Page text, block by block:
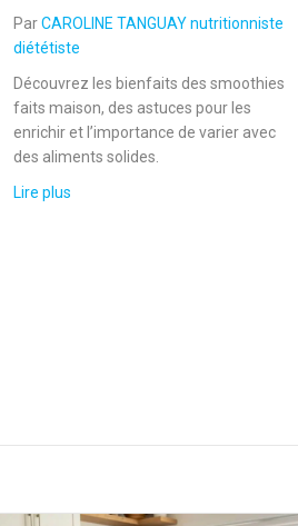
ParCAROLINE TANGUAY nutritionniste
diététiste
Découvrez les bienfaits des smoothies
faits maison, des astuces pour les
enrichir et l’importance de varier avec
des aliments solides.
Lire plus about Smoothies faits maison